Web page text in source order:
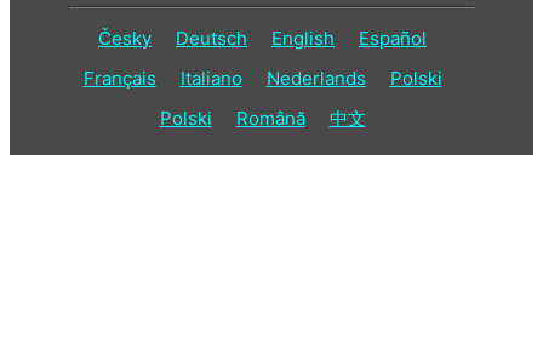
Česky Deutsch English
Español
Français
Italiano Nederlands
Polski
Polski
Română 中文